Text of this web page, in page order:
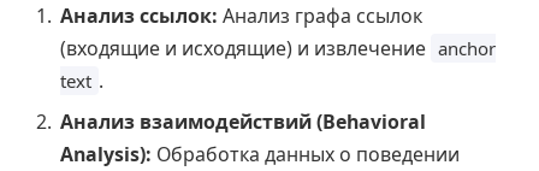
Анализ ссылок: Анализ графа ссылок
(входящие и исходящие) и извлечение anchor
text .
Анализ взаимодействий (Behavioral
Analysis): Обработка данных о поведении